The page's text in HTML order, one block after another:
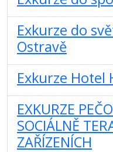
Exkurze do
Ostravě
Exkurze Hotel
EXKURZE
SOCIÁLNĚ
ZAŘÍZENÍCH